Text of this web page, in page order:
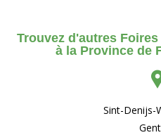
Trouvez d'autres
à la Province de
Sint-Denijs-